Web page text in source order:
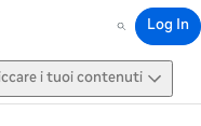
Search
Log In
i tuoi contenuti